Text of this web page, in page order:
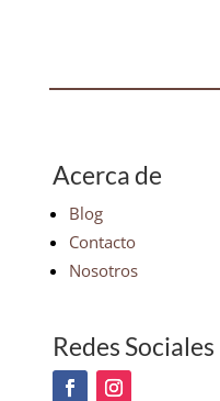
Acerca de
Blog
Contacto
Nosotros
Redes Sociales